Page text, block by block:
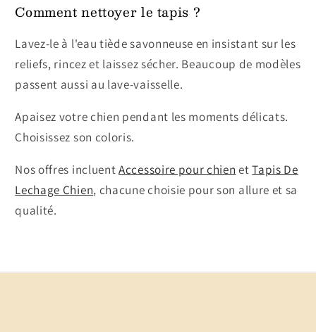
Comment nettoyer le tapis ?
Lavez-le à l'eau tiède savonneuse en insistant sur les
reliefs, rincez et laissez sécher. Beaucoup de modèles
passent aussi au lave-vaisselle.
Apaisez votre chien pendant les moments délicats.
Choisissez son coloris.
Nos offres incluentAccessoire pour chien etTapis De
Lechage Chien, chacune choisie pour son allure et sa
qualité.